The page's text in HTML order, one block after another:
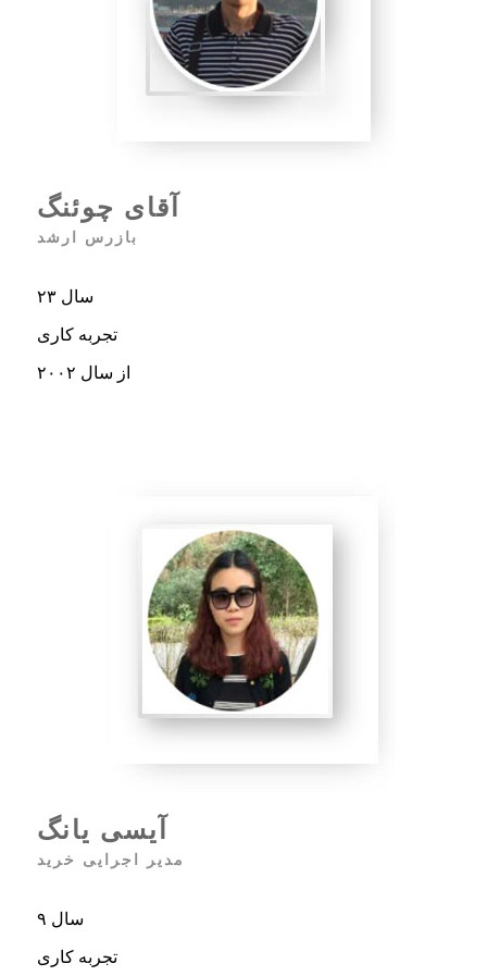
آقای چوئنگ
بازرس ارشد
۲۳ سال
تجربه کاری
از سال ۲۰۰۲
آیسی یانگ
مدیر اجرایی خرید
۹ سال
تجربه کاری